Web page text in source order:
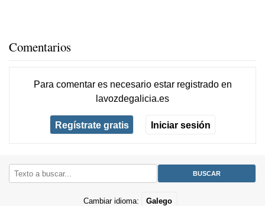
Comentarios
Para comentar es necesario estar registradoen
lavozdegalicia.es
Regístrate gratis Iniciar sesión
Cambiar idioma: Galego